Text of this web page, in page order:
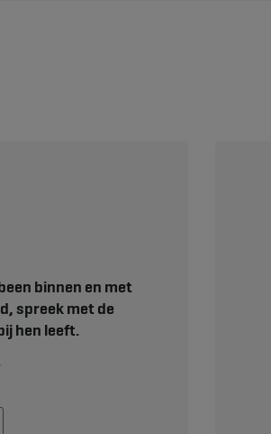
binnen en met
spreek met de
hen leeft.